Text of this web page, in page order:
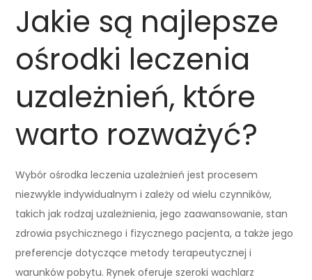
Jakie są najlepsze
ośrodki leczenia
uzależnień, które
warto rozważyć?
Wybór ośrodka leczenia uzależnień jest procesem
niezwykle indywidualnym i zależy od wielu czynników,
takich jak rodzaj uzależnienia, jego zaawansowanie, stan
zdrowia psychicznego i fizycznego pacjenta, a także jego
preferencje dotyczące metody terapeutycznej i
warunków pobytu. Rynek oferuje szeroki wachlarz